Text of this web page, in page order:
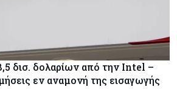
δισ. δολαρίων από την Intel –
εν αναμονή της εισαγωγής